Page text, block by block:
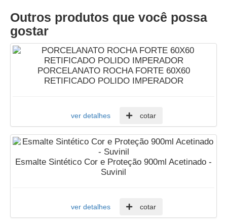
Outros produtos que você possa
gostar
PORCELANATO ROCHA FORTE 60X60
RETIFICADO POLIDO IMPERADOR
ver detalhes cotar
Esmalte Sintético Cor e Proteção 900ml Acetinado -
Suvinil
ver detalhes cotar